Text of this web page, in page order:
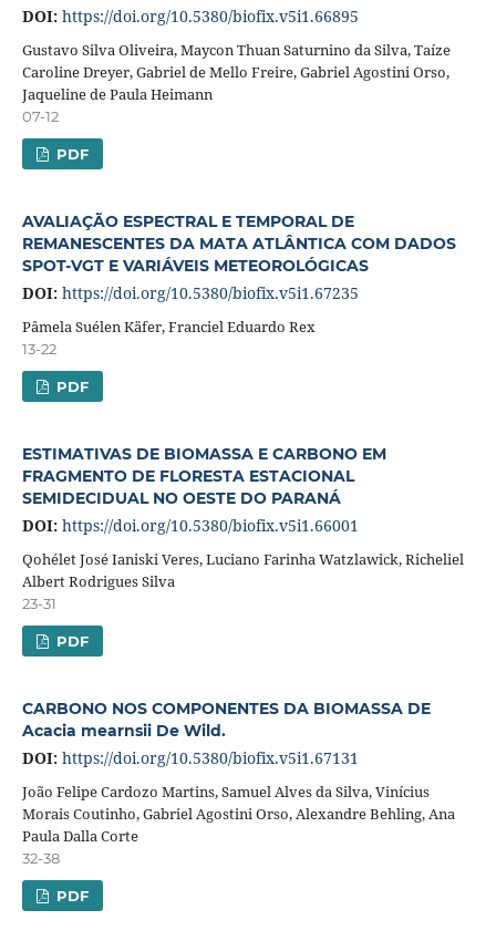
DOI: https://doi.org/10.5380/biofix.v5i1.66895
Gustavo Silva Oliveira, Maycon Thuan Saturnino da Silva, Taíze
Caroline Dreyer, Gabriel de Mello Freire, Gabriel Agostini Orso,
Jaqueline de Paula Heimann
07-12
PDF
AVALIAÇÃO ESPECTRAL E TEMPORAL DE
REMANESCENTES DA MATA ATLÂNTICA COM DADOS
SPOT-VGT E VARIÁVEIS METEOROLÓGICAS
DOI: https://doi.org/10.5380/biofix.v5i1.67235
Pâmela Suélen Käfer, Franciel Eduardo Rex
13-22
PDF
ESTIMATIVAS DE BIOMASSA E CARBONO EM
FRAGMENTO DE FLORESTA ESTACIONAL
SEMIDECIDUAL NO OESTE DO PARANÁ
DOI: https://doi.org/10.5380/biofix.v5i1.66001
Qohélet José Ianiski Veres, Luciano Farinha Watzlawick, Richeliel
Albert Rodrigues Silva
23-31
PDF
CARBONO NOS COMPONENTES DA BIOMASSA DE
Acacia mearnsii De Wild.
DOI: https://doi.org/10.5380/biofix.v5i1.67131
João Felipe Cardozo Martins, Samuel Alves da Silva, Vinícius
Morais Coutinho, Gabriel Agostini Orso, Alexandre Behling, Ana
Paula Dalla Corte
32-38
PDF